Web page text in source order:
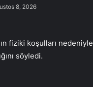
8, 2026
fiziki koşulları nedeniyle
söyledi.